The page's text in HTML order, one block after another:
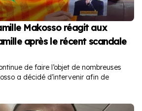
Makosso réagit aux
après le récent scandale
de faire l’objet de nombreuses
a décidé d’intervenir afin de